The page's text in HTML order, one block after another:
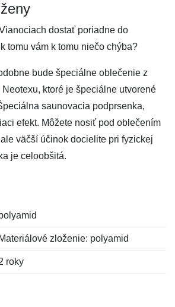
dostať poriadne do
tomu vám k tomu niečo chýba?
bude špeciálne oblečenie z
ktoré je špeciálne utvorené
saunovacia podprsenka,
efekt. Môžete nosiť pod oblečením
väčší účinok docielite pri fyzickej
je celoobšitá.
Materiálové zloženie: polyamid
roky